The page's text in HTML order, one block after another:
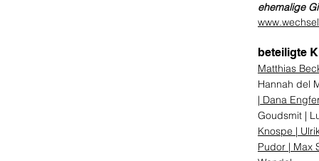
ehemalige
beteiligte
Matthias
Hannah del
| Dana
Goudsmit |
Knospe |
Pudor | Max